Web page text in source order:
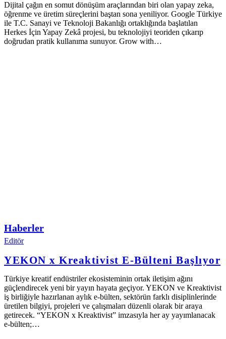
Dijital çağın en somut dönüşüm araçlarından biri olan yapay zeka,
öğrenme ve üretim süreçlerini baştan sona yeniliyor. Google Türkiye
ile T.C. Sanayi ve Teknoloji Bakanlığı ortaklığında başlatılan
Herkes İçin Yapay Zekâ projesi, bu teknolojiyi teoriden çıkarıp
doğrudan pratik kullanıma sunuyor. Grow with…
Haberler
Editör
YEKON x Kreaktivist E-Bülteni Başlıyor
Türkiye kreatif endüstriler ekosisteminin ortak iletişim ağını
güçlendirecek yeni bir yayın hayata geçiyor. YEKON ve Kreaktivist
iş birliğiyle hazırlanan aylık e-bülten, sektörün farklı disiplinlerinde
üretilen bilgiyi, projeleri ve çalışmaları düzenli olarak bir araya
getirecek. “YEKON x Kreaktivist” imzasıyla her ay yayımlanacak
e-bülten;…